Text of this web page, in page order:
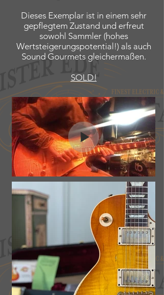
Dieses Exemplar ist in einem sehr
gepflegtem Zustand und erfreut
sowohl Sammler (hohes
Wertsteigerungspotential!) als auch
Sound Gourmets gleichermaßen.
SOLD!